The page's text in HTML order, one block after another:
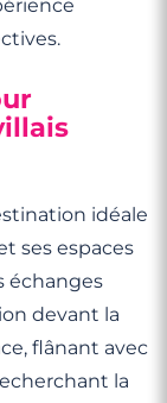
idéale
ses espaces
échanges
devant la
flânant avec
la